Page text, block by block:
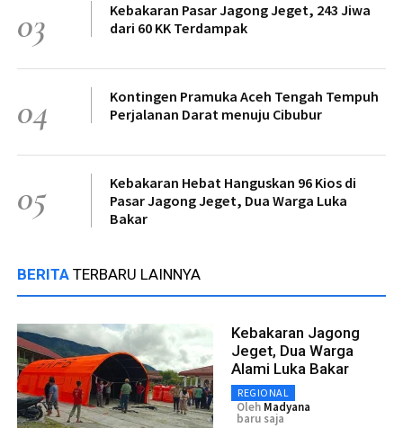
03
Kebakaran Pasar Jagong Jeget, 243 Jiwa
dari 60 KK Terdampak
04
Kontingen Pramuka Aceh Tengah Tempuh
Perjalanan Darat menuju Cibubur
05
Kebakaran Hebat Hanguskan 96 Kios di
Pasar Jagong Jeget, Dua Warga Luka
Bakar
BERITA TERBARU LAINNYA
Kebakaran Jagong
Jeget, Dua Warga
Alami Luka Bakar
REGIONAL
Oleh Madyana
baru saja